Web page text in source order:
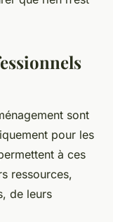
sont
pour les
à ces
ressources,
de leurs